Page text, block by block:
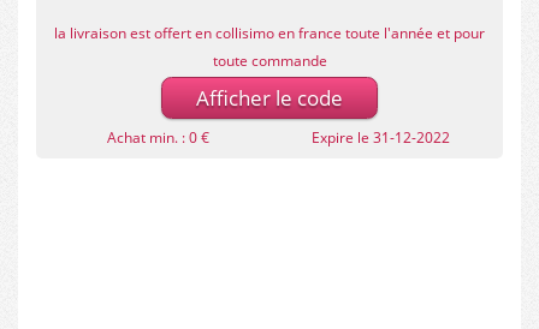
la livraison est offert en collisimo en france toute l'année et pour
toute commande
Afficher le code
Achat min. : 0 € Expire le 31-12-2022